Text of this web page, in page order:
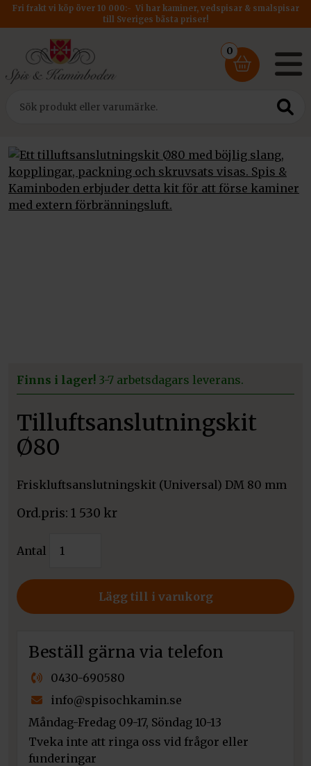
Fri frakt vi köp över 10 000:- Vi har kaminer, vedspisar & smalspisar
till Sveriges bästa priser!
0
Finns i lager! 3-7 arbetsdagars leverans.
Tilluftsanslutningskit
Ø80
Friskluftsanslutningskit (Universal) DM 80 mm
1 530 kr
Antal
Ø80
Lägg till i varukorg
Beställ gärna via telefon
0430-690580
info@spisochkamin.se
Måndag-Fredag 09-17, Söndag 10-13
Tveka inte att ringa oss vid frågor eller
funderingar